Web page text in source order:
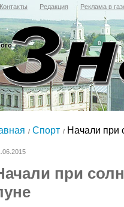
Контакты Редакция Реклама в
Спорт Начали при
при